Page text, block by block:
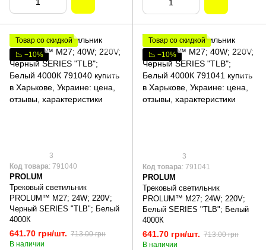
Товар со скидкой
📉 −10%
3
Код товара: 791040
PROLUM
Трековый светильник
PROLUM™ M27; 24W; 220V;
Черный SERIES "TLB"; Белый
4000К
641.70 грн/шт. 713.00 грн
В наличии
Товар со скидкой
📉 −10%
3
Код товара: 791041
PROLUM
Трековый светильник
PROLUM™ M27; 24W; 220V;
Белый SERIES "TLB"; Белый
4000К
641.70 грн/шт. 713.00 грн
В наличии